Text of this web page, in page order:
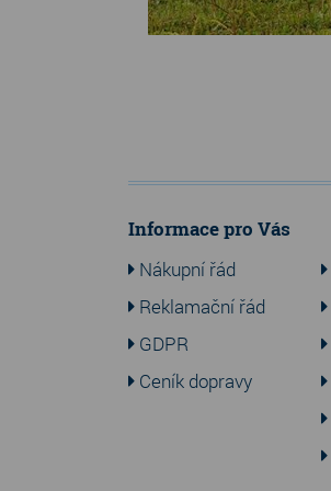
Informace pro Vás
Nákupní řád
Reklamační řád
GDPR
Ceník dopravy